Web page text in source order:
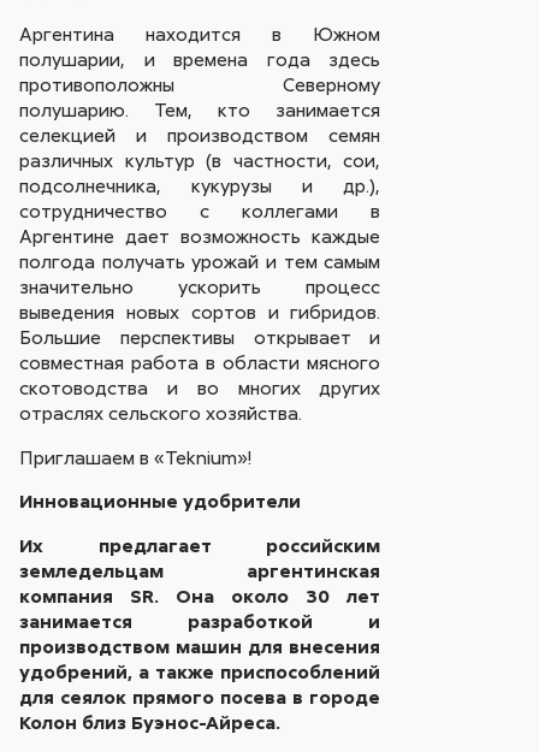
Аргентина находится в Южном
полушарии, и времена года здесь
противоположны Северному
полушарию. Тем, кто занимается
селекцией и производством семян
различных культур (в частности, сои,
подсолнечника, кукурузы и др.),
сотрудничество с коллегами в
Аргентине дает возможность каждые
полгода получать урожай и тем самым
значительно ускорить процесс
выведения новых сортов и гибридов.
Большие перспективы открывает и
совместная работа в области мясного
скотоводства и во многих других
отраслях сельского хозяйства.
Приглашаем в «Teknium»!
Инновационные удобрители
Их предлагает российским
земледельцам аргентинская
компания SR. Она около 30 лет
занимается разработкой и
производством машин для внесения
удобрений, а также приспособлений
для сеялок прямого посева в городе
Колон близ Буэнос-Айреса.